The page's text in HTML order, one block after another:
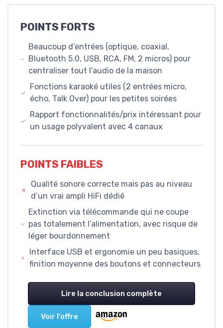
POINTS FORTS
Beaucoup d’entrées (optique, coaxial,
Bluetooth 5.0, USB, RCA, FM, 2 micros) pour
centraliser tout l’audio de la maison
Fonctions karaoké utiles (2 entrées micro,
écho, Talk Over) pour les petites soirées
Rapport fonctionnalités/prix intéressant pour
un usage polyvalent avec 4 canaux
POINTS FAIBLES
Qualité sonore correcte mais pas au niveau
d’un vrai ampli HiFi dédié
Extinction via télécommande qui ne coupe
pas totalement l’alimentation, avec risque de
léger bourdonnement
Interface USB et ergonomie un peu basiques,
finition moyenne des boutons et connecteurs
Lire la conclusion complète
Voir l'offre